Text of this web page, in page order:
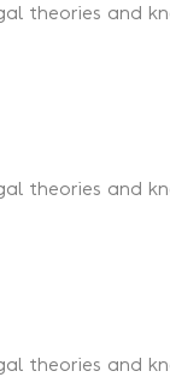
theories and
theories and
theories and